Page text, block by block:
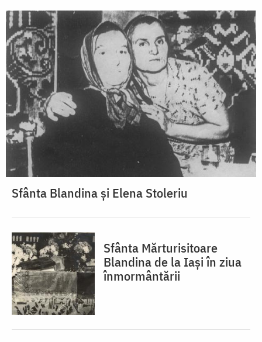
Sfânta Blandina și Elena Stoleriu
Sfânta Mărturisitoare
Blandina de la Iași în ziua
înmormântării